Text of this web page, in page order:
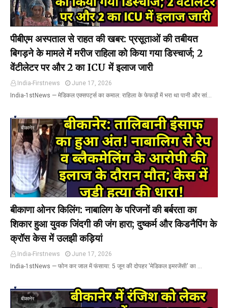
पीबीएम अस्पताल से राहत की खबर: प्रसूताओं की तबीयत
बिगड़ने के मामले में मरीज राहिला को किया गया डिस्चार्ज; 2
वेंटीलेटर पर और 2 का ICU में इलाज जारी
India-Firstnews
June 17, 2026
India-1stNews ​— मेडिकल एक्सपर्ट्स का कमाल: राहिला के फेफड़ों में भरा था पानी और सां…
बीकानेर
बीकाणा ओनर किलिंग: नाबालिग के परिजनों की बर्बरता का
शिकार हुआ युवक जिंदगी की जंग हारा; दुष्कर्म और किडनैपिंग के
क्रॉस केस में उलझी कड़ियां
India-Firstnews
June 17, 2026
India-1stNews ​— फोन कर जाल में फंसाया: 5 जून की दोपहर 'मेडिकल इमरजेंसी' का …
बीकानेर